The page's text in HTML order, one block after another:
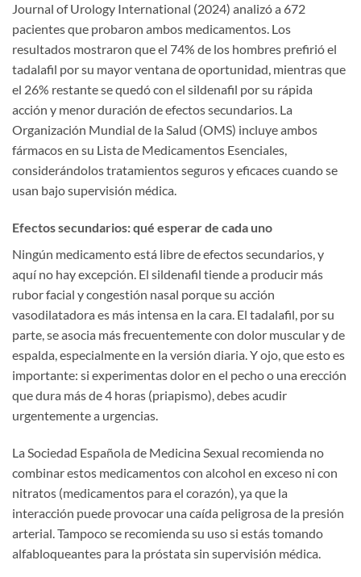
Journal of Urology International (2024) analizó a 672
pacientes que probaron ambos medicamentos. Los
resultados mostraron que el 74% de los hombres prefirió el
tadalafil por su mayor ventana de oportunidad, mientras que
el 26% restante se quedó con el sildenafil por su rápida
acción y menor duración de efectos secundarios. La
Organización Mundial de la Salud (OMS) incluye ambos
fármacos en su Lista de Medicamentos Esenciales,
considerándolos tratamientos seguros y eficaces cuando se
usan bajo supervisión médica.
Efectos secundarios: qué esperar de cada uno
Ningún medicamento está libre de efectos secundarios, y
aquí no hay excepción. El sildenafil tiende a producir más
rubor facial y congestión nasal porque su acción
vasodilatadora es más intensa en la cara. El tadalafil, por su
parte, se asocia más frecuentemente con dolor muscular y de
espalda, especialmente en la versión diaria. Y ojo, que esto es
importante: si experimentas dolor en el pecho o una erección
que dura más de 4 horas (priapismo), debes acudir
urgentemente a urgencias.
La Sociedad Española de Medicina Sexual recomienda no
combinar estos medicamentos con alcohol en exceso ni con
nitratos (medicamentos para el corazón), ya que la
interacción puede provocar una caída peligrosa de la presión
arterial. Tampoco se recomienda su uso si estás tomando
alfabloqueantes para la próstata sin supervisión médica.